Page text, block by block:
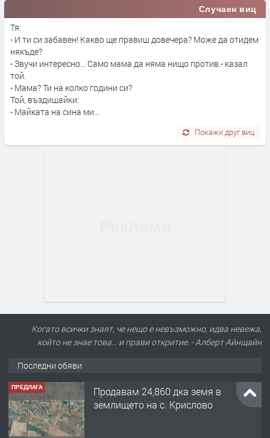
Случаен виц
Тя:
- И ти си забавен! Какво ще правиш довечера? Може да отидем
някъде?
- Звучи интересно... Само мама да няма нищо против.- казал
той.
- Мама? Ти на колко години си?
Той, въздишайки:
- Майката на сина ми...
Покажи друг виц
Когато всички знаят, че нещо е невъзможно, идва невежа,
който не знае това… и прави откритие. - Алберт Айнщайн
Последни обяви
ПРЕДЛАГА
122 м2- 3 стаен апартамент супер
център Асеновград- 169 500 €.